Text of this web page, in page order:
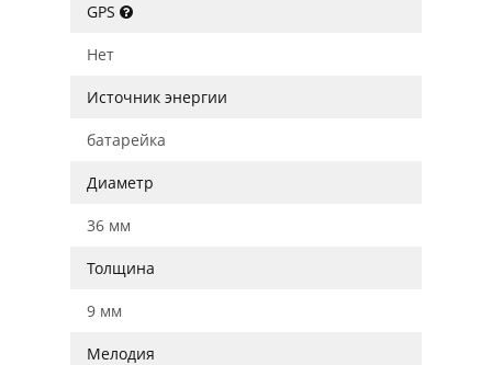
GPS
Нет
Источник энергии
батарейка
Диаметр
36 мм
Толщина
9 мм
Мелодия